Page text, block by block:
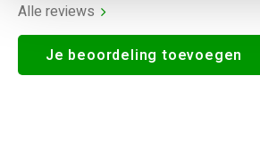
Alle reviews
Je beoordeling toevoegen